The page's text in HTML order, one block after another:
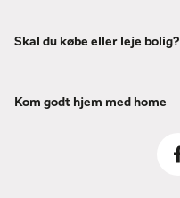
Skal du købe eller leje bolig?
Kom godt hjem med home